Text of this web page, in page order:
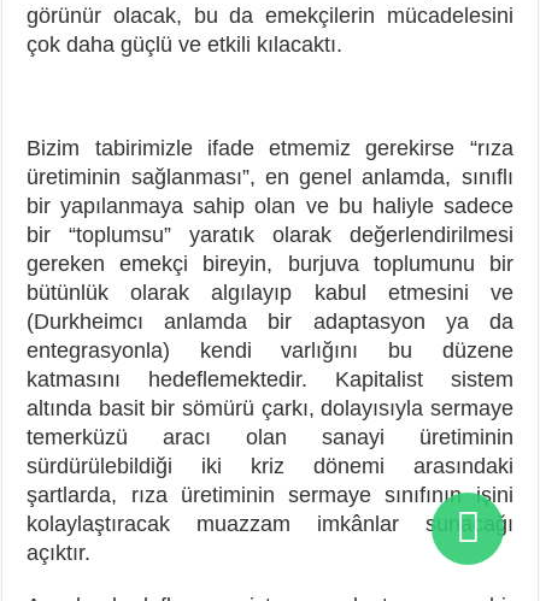
görünür olacak, bu da emekçilerin mücadelesini
çok daha güçlü ve etkili kılacaktı.
Bizim tabirimizle ifade etmemiz gerekirse “rıza
üretiminin sağlanması”, en genel anlamda, sınıflı
bir yapılanmaya sahip olan ve bu haliyle sadece
bir “toplumsu” yaratık olarak değerlendirilmesi
gereken emekçi bireyin, burjuva toplumunu bir
bütünlük olarak algılayıp kabul etmesini ve
(Durkheimcı anlamda bir adaptasyon ya da
entegrasyonla) kendi varlığını bu düzene
katmasını hedeflemektedir. Kapitalist sistem
altında basit bir sömürü çarkı, dolayısıyla sermaye
temerküzü aracı olan sanayi üretiminin
sürdürülebildiği iki kriz dönemi arasındaki
şartlarda, rıza üretiminin sermaye sınıfının işini
kolaylaştıracak muazzam imkânlar sunacağı
açıktır.